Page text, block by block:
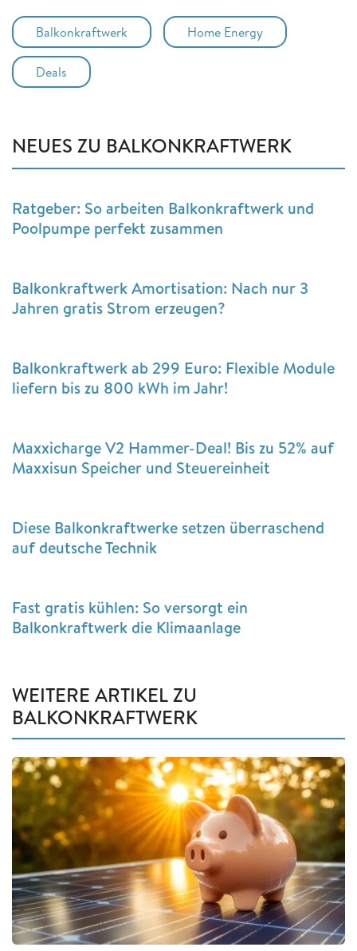
Balkonkraftwerk Home Energy
Deals
NEUES ZU BALKONKRAFTWERK
Ratgeber: So arbeiten Balkonkraftwerk und
Poolpumpe perfekt zusammen
Balkonkraftwerk Amortisation: Nach nur 3
Jahren gratis Strom erzeugen?
Balkonkraftwerk ab 299 Euro: Flexible Module
liefern bis zu 800 kWh im Jahr!
Maxxicharge V2 Hammer-Deal! Bis zu 52% auf
Maxxisun Speicher und Steuereinheit
Diese Balkonkraftwerke setzen überraschend
auf deutsche Technik
Fast gratis kühlen: So versorgt ein
Balkonkraftwerk die Klimaanlage
WEITERE ARTIKEL ZU
BALKONKRAFTWERK